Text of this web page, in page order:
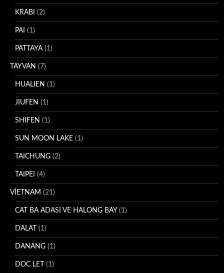
KRABI (2)
PAI (1)
PATTAYA(1)
TAYVAN (7)
HUALIEN (1)
JIUFEN (1)
SHIFEN (1)
SUN MOON LAKE (1)
TAICHUNG (2)
TAIPEI (4)
VİETNAM (21)
CAT BA ADASI VE HALONG BAY (1)
DALAT (1)
DANANG (1)
DOC LET (1)